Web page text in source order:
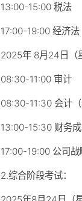
13:00-15:00 税法
17:00-19:00 经济法
2025年 8月24日（
08:30-11:00 审计
08:30-11:30 会计（
13:00-15:30 财务
17:00-19:00 公司
2.综合阶段考试：